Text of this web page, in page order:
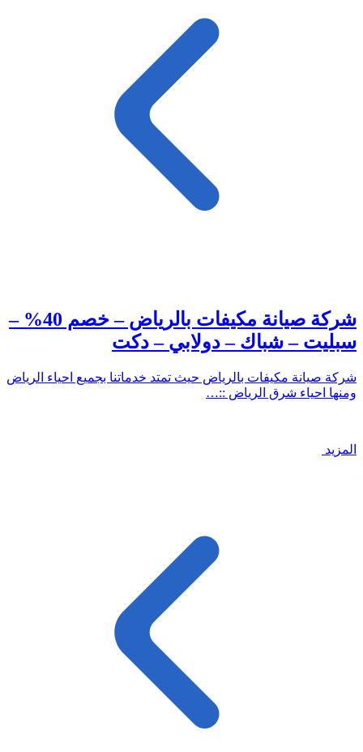
شركة صيانة مكيفات بالرياض – خصم 40% –
سبليت – شباك – دولابي – دكت
شركة صيانة مكيفات بالرياض حيث تمتد خدماتنا بجميع احياء الرياض
ومنها احياء شرق الرياض ::…
المزيد